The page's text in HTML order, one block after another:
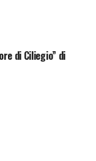
di Ciliegio” di